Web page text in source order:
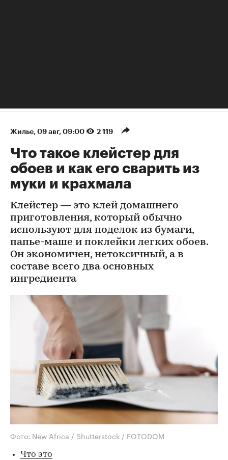
Жилье 09 авг, 09:00 2 119
Что такое клейстер для
обоев и как его сварить из
муки и крахмала
Клейстер — это клей домашнего
приготовления, который обычно
используют для поделок из бумаги,
папье-маше и поклейки легких обоев.
Он экономичен, нетоксичный, а в
составе всего два основных
ингредиента
Фото: New Africa / Shutterstock / FOTODOM
Что это